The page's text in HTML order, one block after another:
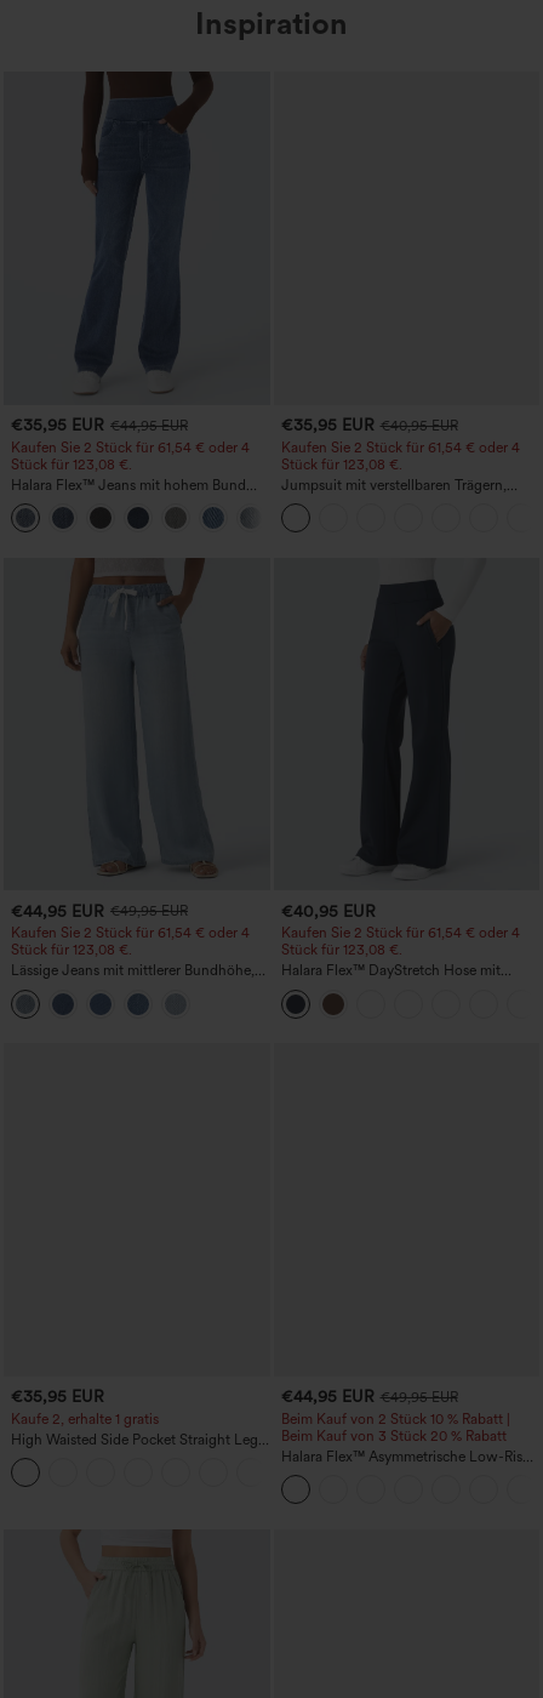
Inspiration
€35,95 EUR €44,95 EUR
Kaufen Sie 2 Stück für 61,54 € oder 4
Stück für 123,08 €.
Halara Flex™ Jeans mit hohem Bund
und Taschen, gewaschener, lässiger
Bootcut
€35,95 EUR €40,95 EUR
Kaufen Sie 2 Stück für 61,54 € oder 4
Stück für 123,08 €.
Jumpsuit mit verstellbaren Trägern,
gerafftem Detail, weitem Bein und
meliertem Stoff, lässig, mit Taschen -
Easy Peezy
€44,95 EUR €49,95 EUR
Kaufen Sie 2 Stück für 61,54 € oder 4
Stück für 123,08 €.
Lässige Jeans mit mittlerer Bundhöhe,
Kordelzug und Taschen
€40,95 EUR
Kaufen Sie 2 Stück für 61,54 € oder 4
Stück für 123,08 €.
Halara Flex™ DayStretch Hose mit
mittlerer Bundhöhe, seitlicher
Reißverschlusstasche und
Work‑Flare‑Schnitt
€35,95 EUR
Kaufe 2, erhalte 1 gratis
High Waisted Side Pocket Straight Leg
Work Pants
€44,95 EUR €49,95 EUR
Beim Kauf von 2 Stück 10 % Rabatt |
Beim Kauf von 3 Stück 20 % Rabatt
Halara Flex™ Asymmetrische Low-Rise-
Jeans mit Reißverschlusstaschen,
Baggy-Stil, weitem Bein, gewaschen,
lässig